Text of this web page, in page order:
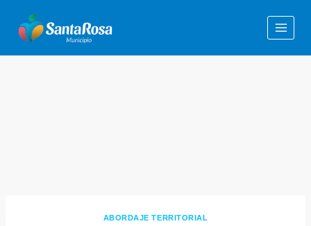
ABORDAJE TERRITORIAL